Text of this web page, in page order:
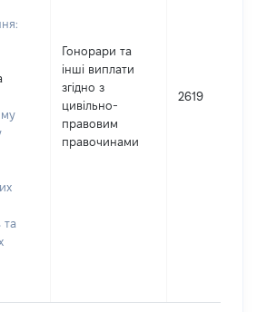
та
Гонорари та
інші виплати
згідно з
цивільно-
правовим
правочинами
2619